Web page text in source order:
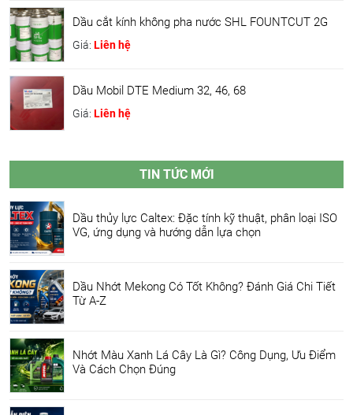
Dầu cắt kính không pha nước SHL FOUNTCUT 2G
Giá: Liên hệ
Dầu Mobil DTE Medium 32, 46, 68
Giá: Liên hệ
TIN TỨC MỚI
Dầu thủy lực Caltex: Đặc tính kỹ thuật, phân loại ISO
VG, ứng dụng và hướng dẫn lựa chọn
Dầu Nhớt Mekong Có Tốt Không? Đánh Giá Chi Tiết
Từ A-Z
Nhớt Màu Xanh Lá Cây Là Gì? Công Dụng, Ưu Điểm
Và Cách Chọn Đúng